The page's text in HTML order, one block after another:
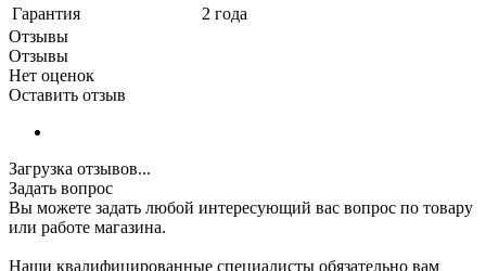
Гарантия
2 года
Отзывы
Отзывы
Нет оценок
Оставить отзыв
Загрузка отзывов...
Задать вопрос
Вы можете задать любой интересующий вас вопрос по товару
или работе магазина.
Наши квалифицированные специалисты обязательно вам